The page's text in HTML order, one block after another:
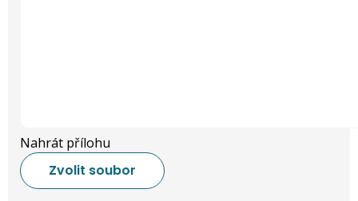
Nahrát přílohu
Zvolit soubor